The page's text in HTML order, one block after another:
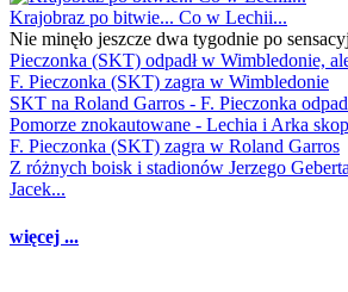
Krajobraz po bitwie... Co w Lechii...
Nie minęło jeszcze dwa tygodnie po
Pieczonka (SKT) odpadł w Wimbledonie,
F. Pieczonka (SKT) zagra w Wimbledonie
SKT na Roland Garros - F. Pieczonka
Pomorze znokautowane - Lechia i Arka
F. Pieczonka (SKT) zagra w Roland Garros
Z różnych boisk i stadionów Jerzego
Jacek...
więcej ...